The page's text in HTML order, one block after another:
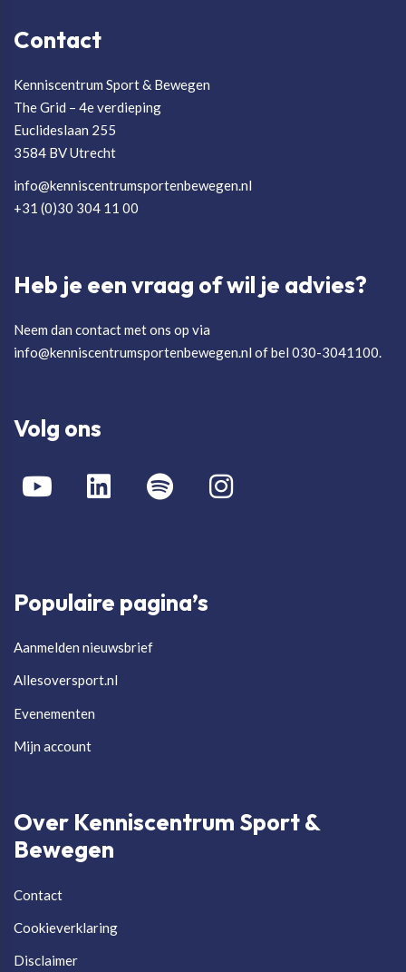
Contact
Kenniscentrum Sport & Bewegen
The Grid – 4e verdieping
Euclideslaan 255
3584 BV Utrecht
info@kenniscentrumsportenbewegen.nl
+31 (0)30 304 11 00
Heb je een vraag of wil je advies?
Neem dan contact met ons op via
info@kenniscentrumsportenbewegen.nl of bel 030-3041100.
Volg ons
Populaire pagina’s
Aanmelden nieuwsbrief
Allesoversport.nl
Evenementen
Mijn account
Over Kenniscentrum Sport &
Bewegen
Contact
Cookieverklaring
Disclaimer